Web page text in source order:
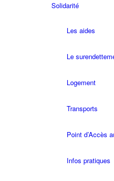
Solidarité
Les aides
Le
Logement
Transports
Point d’Accès
Infos pratiques